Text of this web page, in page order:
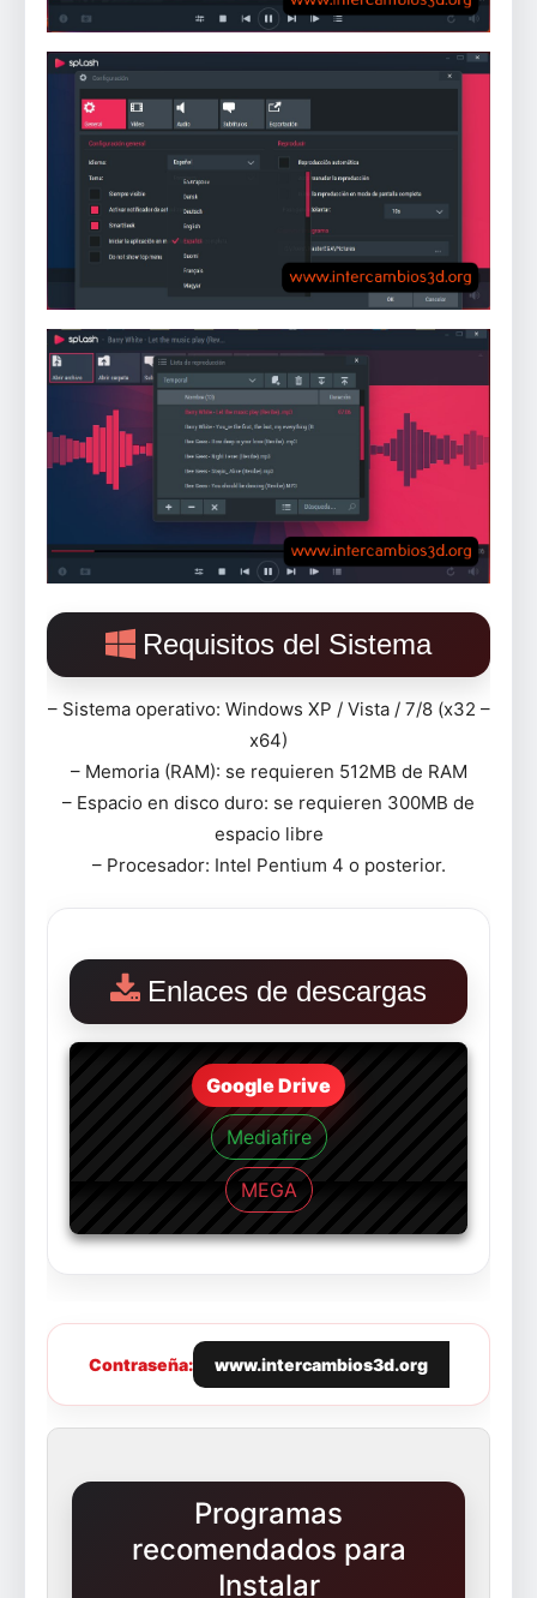
Requisitos del Sistema
– Sistema operativo: Windows XP / Vista / 7/8 (x32 –
x64)
– Memoria (RAM): se requieren 512MB de RAM
– Espacio en disco duro: se requieren 300MB de
espacio libre
– Procesador: Intel Pentium 4 o posterior.
Enlaces de descargas
Google Drive
Mediafire
MEGA
Contraseña: www.intercambios3d.org
Programas
recomendados para
Instalar